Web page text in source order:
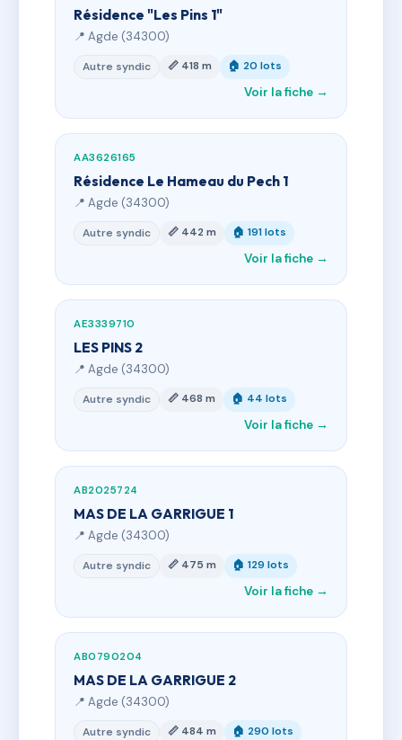
Résidence "Les Pins 1"
📍 Agde (34300)
Autre syndic 📏 418 m 🏠 20 lots
Voir la fiche →
AA3626165
Résidence Le Hameau du Pech 1
📍 Agde (34300)
Autre syndic 📏 442 m 🏠 191 lots
Voir la fiche →
AE3339710
LES PINS 2
📍 Agde (34300)
Autre syndic 📏 468 m 🏠 44 lots
Voir la fiche →
AB2025724
MAS DE LA GARRIGUE 1
📍 Agde (34300)
Autre syndic 📏 475 m 🏠 129 lots
Voir la fiche →
AB0790204
MAS DE LA GARRIGUE 2
📍 Agde (34300)
Autre syndic 📏 484 m 🏠 290 lots